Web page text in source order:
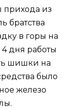
прихода из
братства
в горы на
дня работы
шишки на
было
железо